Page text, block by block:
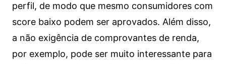
perfil, de modo que mesmo consumidores com
score baixo podem ser aprovados. Além disso,
a não exigência de comprovantes de renda,
por exemplo, pode ser muito interessante para